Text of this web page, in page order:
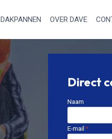
DAKPANNEN OVER DAVE
Direct
Naam
E-mail*